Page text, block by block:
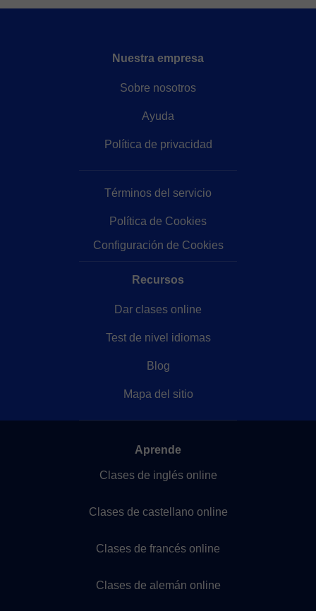
Nuestra empresa
Sobre nosotros
Ayuda
Política de privacidad
Términos del servicio
Política de Cookies
Configuración de Cookies
Recursos
Dar clases online
Test de nivel idiomas
Blog
Mapa del sitio
Aprende
Clases de inglés online
Clases de castellano online
Clases de francés online
Clases de alemán online